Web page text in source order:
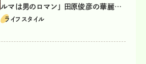
ルマは男のロマン」 田原俊彦の華麗な
る愛車遍歴
ライフスタイル